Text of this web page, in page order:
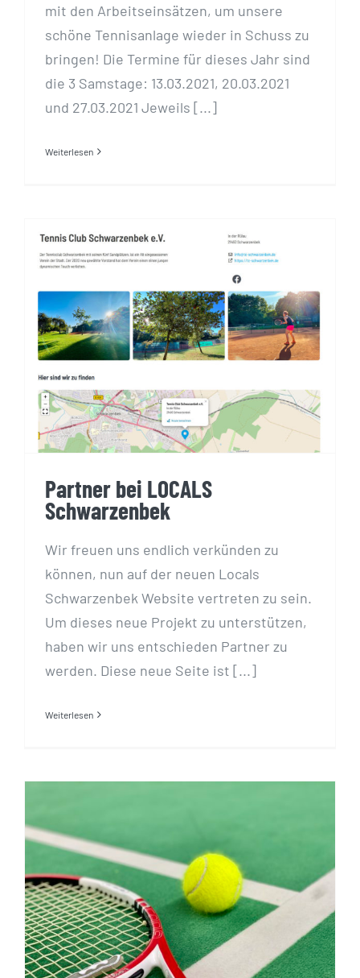
mit den Arbeitseinsätzen, um unsere
schöne Tennisanlage wieder in Schuss zu
bringen! Die Termine für dieses Jahr sind
die 3 Samstage: 13.03.2021, 20.03.2021
und 27.03.2021 Jeweils [...]
Weiterlesen
Partner bei LOCALS
Schwarzenbek
Partner bei LOCALS
Schwarzenbek
Wir freuen uns endlich verkünden zu
können, nun auf der neuen Locals
Schwarzenbek Website vertreten zu sein.
Um dieses neue Projekt zu unterstützen,
haben wir uns entschieden Partner zu
werden. Diese neue Seite ist [...]
Weiterlesen
Hallensaison 2020 / 2021